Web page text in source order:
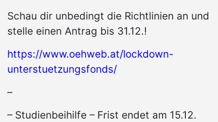
Schau dir unbedingt die Richtlinien an und
stelle einen Antrag bis 31.12.!
https://www.oehweb.at/lockdown-
unterstuetzungsfonds/
–
– Studienbeihilfe – Frist endet am 15.12.